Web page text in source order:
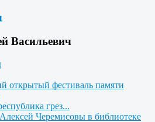
Васильевич
открытый фестиваль памяти
грез...
Черемисовы в библиотеке